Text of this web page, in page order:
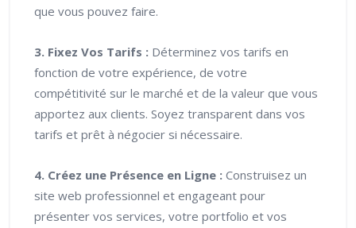
que vous pouvez faire.
3. Fixez Vos Tarifs : Déterminez vos tarifs en
fonction de votre expérience, de votre
compétitivité sur le marché et de la valeur que vous
apportez aux clients. Soyez transparent dans vos
tarifs et prêt à négocier si nécessaire.
4. Créez une Présence en Ligne : Construisez un
site web professionnel et engageant pour
présenter vos services, votre portfolio et vos